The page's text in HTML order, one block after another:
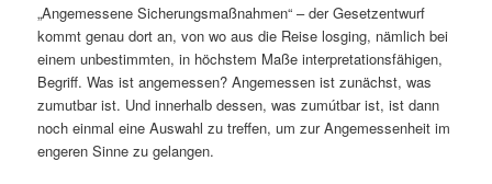
„Angemessene Sicherungsmaßnahmen“ – der Gesetzentwurf
kommt genau dort an, von wo aus die Reise losging, nämlich bei
einem unbestimmten, in höchstem Maße interpretationsfähigen,
Begriff. Was ist angemessen? Angemessen ist zunächst, was
zumutbar ist. Und innerhalb dessen, was zumútbar ist, ist dann
noch einmal eine Auswahl zu treffen, um zur Angemessenheit im
engeren Sinne zu gelangen.